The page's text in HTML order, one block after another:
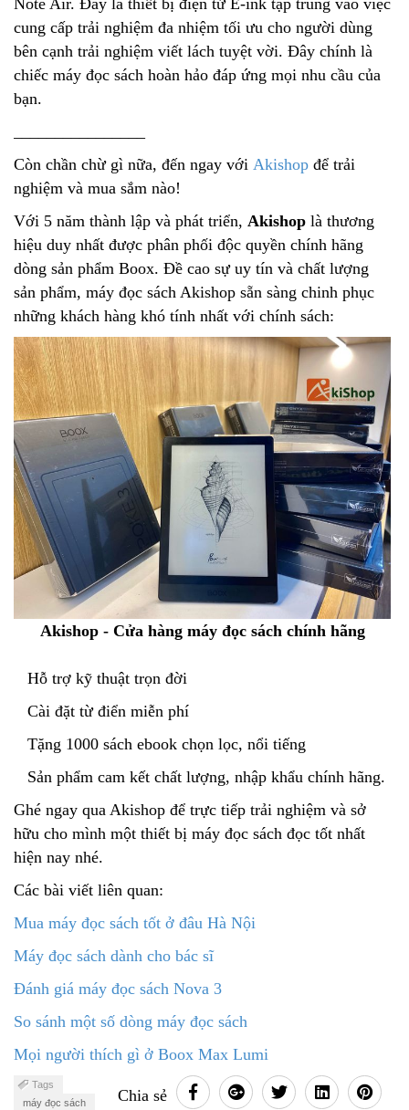
cung cấp trải nghiệm đa nhiệm tối ưu cho người dùng
bên cạnh trải nghiệm viết lách tuyệt vời. Đây chính là
chiếc máy đọc sách hoàn hảo đáp ứng mọi nhu cầu của
bạn.
Còn chần chừ gì nữa, đến ngay với Akishop để trải
nghiệm và mua sắm nào!
Với 5 năm thành lập và phát triển, Akishop là thương
hiệu duy nhất được phân phối độc quyền chính hãng
dòng sản phẩm Boox. Đề cao sự uy tín và chất lượng
sản phẩm, máy đọc sách Akishop sẵn sàng chinh phục
những khách hàng khó tính nhất với chính sách:
Akishop - Cửa hàng máy đọc sách chính hãng
Hỗ trợ kỹ thuật trọn đời
Cài đặt từ điển miễn phí
Tặng 1000 sách ebook chọn lọc, nổi tiếng
Sản phẩm cam kết chất lượng, nhập khẩu chính hãng.
Ghé ngay qua Akishop để trực tiếp trải nghiệm và sở
hữu cho mình một thiết bị máy đọc sách đọc tốt nhất
hiện nay nhé.
Các bài viết liên quan:
Mua máy đọc sách tốt ở đâu Hà Nội
Máy đọc sách dành cho bác sĩ
Đánh giá máy đọc sách Nova 3
So sánh một số dòng máy đọc sách
Mọi người thích gì ở Boox Max Lumi
Chia sẻ
Tags
máy đọc sách